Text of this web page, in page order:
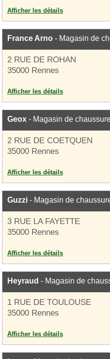
Afficher les détails
France Arno - Magasin de
2 RUE DE ROHAN
35000 Rennes
Afficher les détails
Geox - Magasin de
2 RUE DE COETQUEN
35000 Rennes
Afficher les détails
Guzzi - Magasin de
3 RUE LA FAYETTE
35000 Rennes
Afficher les détails
Heyraud - Magasin de
1 RUE DE TOULOUSE
35000 Rennes
Afficher les détails